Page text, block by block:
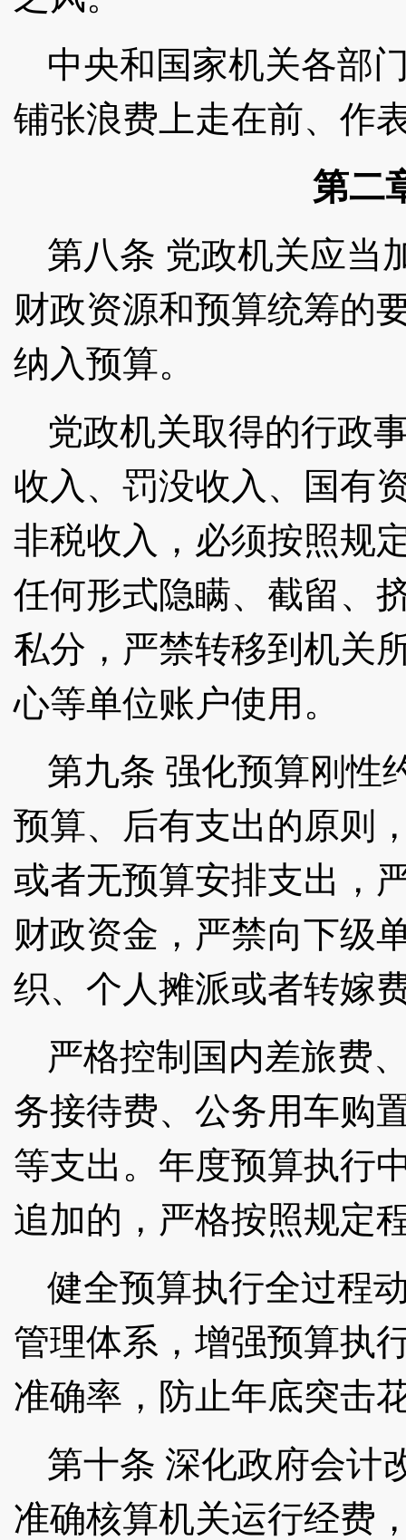
中央和国家机关各部
铺张浪费上走在前、作
第二
第八条 党政机关应当
财政资源和预算统筹的
纳入预算。
党政机关取得的行政
收入、罚没收入、国有
非税收入，必须按照规
任何形式隐瞒、截留、
私分，严禁转移到机关
心等单位账户使用。
第九条 强化预算刚性
预算、后有支出的原则
或者无预算安排支出，
财政资金，严禁向下级
织、个人摊派或者转嫁
严格控制国内差旅费
务接待费、公务用车购
等支出。年度预算执行
追加的，严格按照规定
健全预算执行全过程
管理体系，增强预算执
准确率，防止年底突击
第十条 深化政府会计
准确核算机关运行经费